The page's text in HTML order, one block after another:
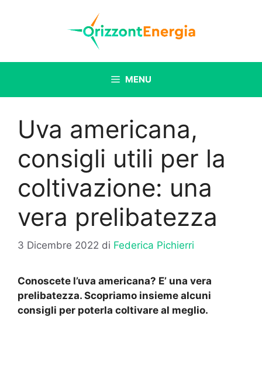
MENU
Uva americana,
consigli utili per la
coltivazione: una
vera prelibatezza
3 Dicembre 2022 di Federica Pichierri
Conoscete l’uva americana? E’ una vera
prelibatezza. Scopriamo insieme alcuni
consigli per poterla coltivare al meglio.